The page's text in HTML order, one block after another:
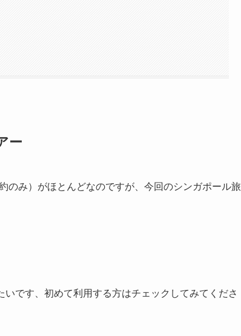
ー
のみ）がほとんどなのですが、今回のシンガポール旅
です、初めて利用する方はチェックしてみてくださ